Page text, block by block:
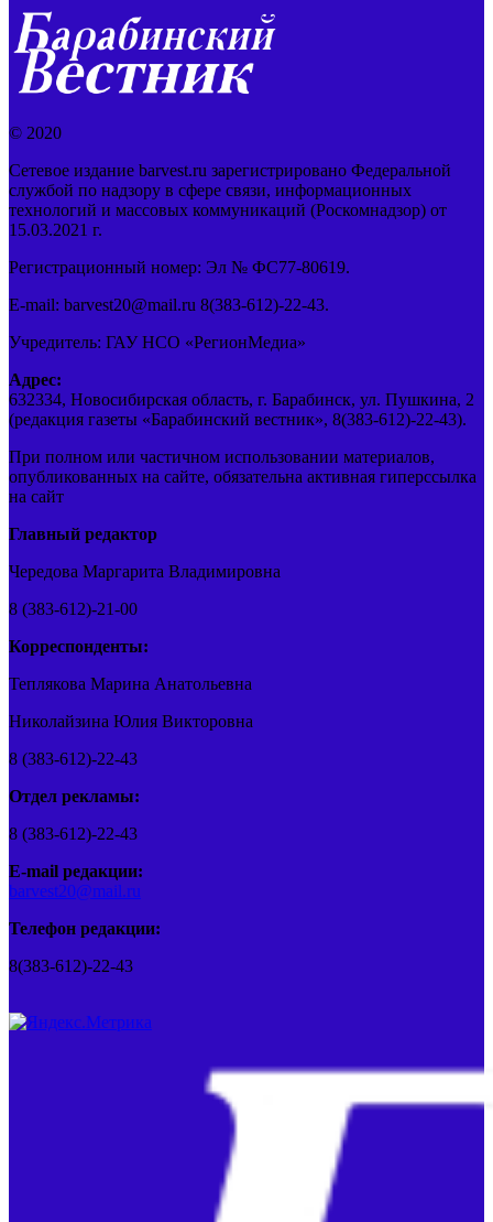
© 2020
Сетевое издание barvest.ru зарегистрировано Федеральной
службой по надзору в сфере связи, информационных
технологий и массовых коммуникаций (Роскомнадзор) от
15.03.2021 г.
Регистрационный номер: Эл № ФС77-80619.
E-mail: barvest20@mail.ru 8(383-612)-22-43.
Учредитель: ГАУ НСО «РегионМедиа»
Адрес:
632334, Новосибирская область, г. Барабинск, ул. Пушкина, 2
(редакция газеты «Барабинский вестник», 8(383-612)-22-43).
При полном или частичном использовании материалов,
опубликованных на сайте, обязательна активная гиперссылка
на сайт
Главный редактор
Чередова Маргарита Владимировна
8 (383-612)-21-00
Корреспонденты:
Теплякова Марина Анатольевна
Николайзина Юлия Викторовна
8 (383-612)-22-43
Отдел рекламы:
8 (383-612)-22-43
E-mail редакции:
barvest20@mail.ru
Телефон редакции:
8(383-612)-22-43